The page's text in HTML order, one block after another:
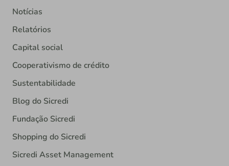
Notícias
Relatórios
Capital social
Cooperativismo de crédito
Sustentabilidade
Blog do Sicredi
Fundação Sicredi
Shopping do Sicredi
Sicredi Asset Management